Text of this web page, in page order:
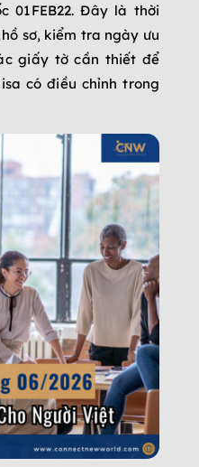
01FEB22. Đây là thời
sơ, kiểm tra ngày ưu
giấy tờ cần thiết để
có điều chỉnh trong